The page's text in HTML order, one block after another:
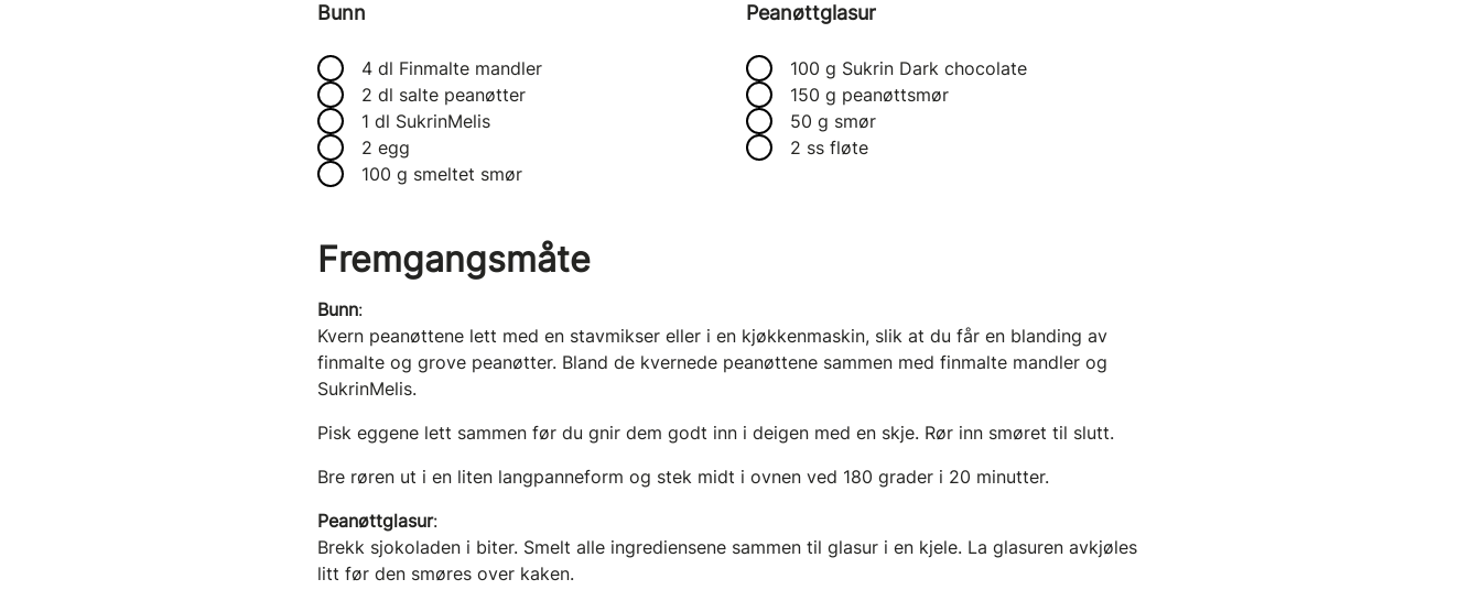
Bunn
4 dl Finmalte mandler
2 dl salte peanøtter
1 dl SukrinMelis
2 egg
100 g smeltet smør
Peanøttglasur
100 g Sukrin Dark chocolate
150 g peanøttsmør
50 g smør
2 ss fløte
Fremgangsmåte
Bunn:
Kvern peanøttene lett med en stavmikser eller i en kjøkkenmaskin, slik at du får en blanding av
finmalte og grove peanøtter. Bland de kvernede peanøttene sammen med finmalte mandler og
SukrinMelis.
Pisk eggene lett sammen før du gnir dem godt inn i deigen med en skje. Rør inn smøret til slutt.
Bre røren ut i en liten langpanneform og stek midt i ovnen ved 180 grader i 20 minutter.
Peanøttglasur:
Brekk sjokoladen i biter. Smelt alle ingrediensene sammen til glasur i en kjele. La glasuren avkjøles
litt før den smøres over kaken.